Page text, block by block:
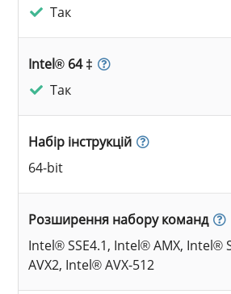
Так
Intel® 64 ‡
Так
Набір інструкцій
64-bit
Розширення набору команд
Intel® SSE4.1, Intel® AMX, Intel®
AVX2, Intel® AVX-512